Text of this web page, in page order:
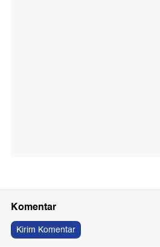
Komentar
Kirim Komentar